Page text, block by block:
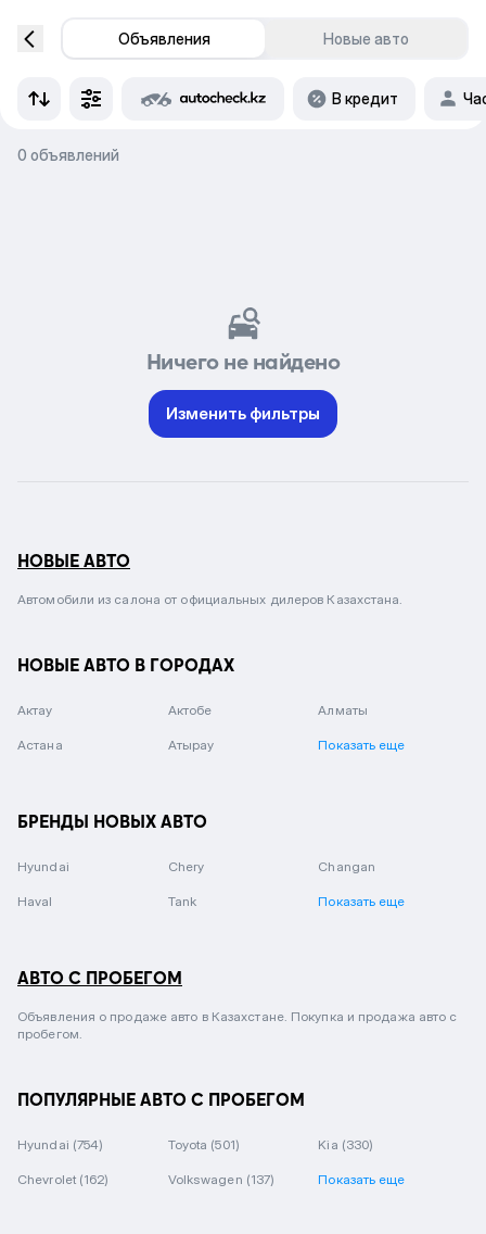
Объявления Новые авто
В кредит
0 объявлений
Ничего не найдено
Изменить фильтры
НОВЫЕ АВТО
Автомобили из салона от официальных дилеров Казахстана.
НОВЫЕ АВТО В ГОРОДАХ
Актау Актобе Алматы
Астана Атырау Показать еще
БРЕНДЫ НОВЫХ АВТО
Hyundai Chery Changan
Haval Tank Показать еще
АВТО С ПРОБЕГОМ
Объявления о продаже авто в Казахстане. Покупка и продажа авто с
пробегом.
ПОПУЛЯРНЫЕ АВТО С ПРОБЕГОМ
Hyundai (754) Toyota (501) Kia (330)
Chevrolet (162) Volkswagen (137) Показать еще